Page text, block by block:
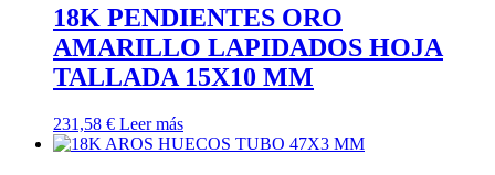
18K PENDIENTES ORO
AMARILLO LAPIDADOS HOJA
TALLADA 15X10 MM
231,58 € Leer más